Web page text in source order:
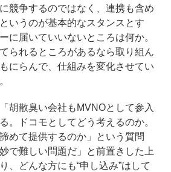
競争するのではなく、連携も含め
いうのが基本的なスタンスとす
に届いていいないところは何か。
られるところがあるなら取り組ん
にらんで、仕組みを変化させてい
胡散臭い会社もMVNOとして参入
。ドコモとしてどう考えるのか。
めて提供するのか」という質問
で難しい問題だ」と前置きした上
、どんな方にも“申し込み”はして